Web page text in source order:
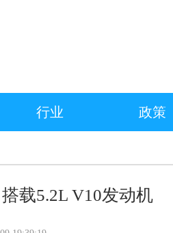
行业 政策
载5.2L V10发动机